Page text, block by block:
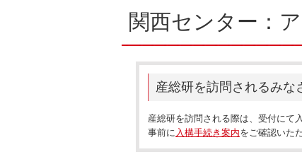
関西センター：
産総研を訪問されるみな
産総研を訪問される際は、受付にて
事前に 入構手続き案内をご確認いた